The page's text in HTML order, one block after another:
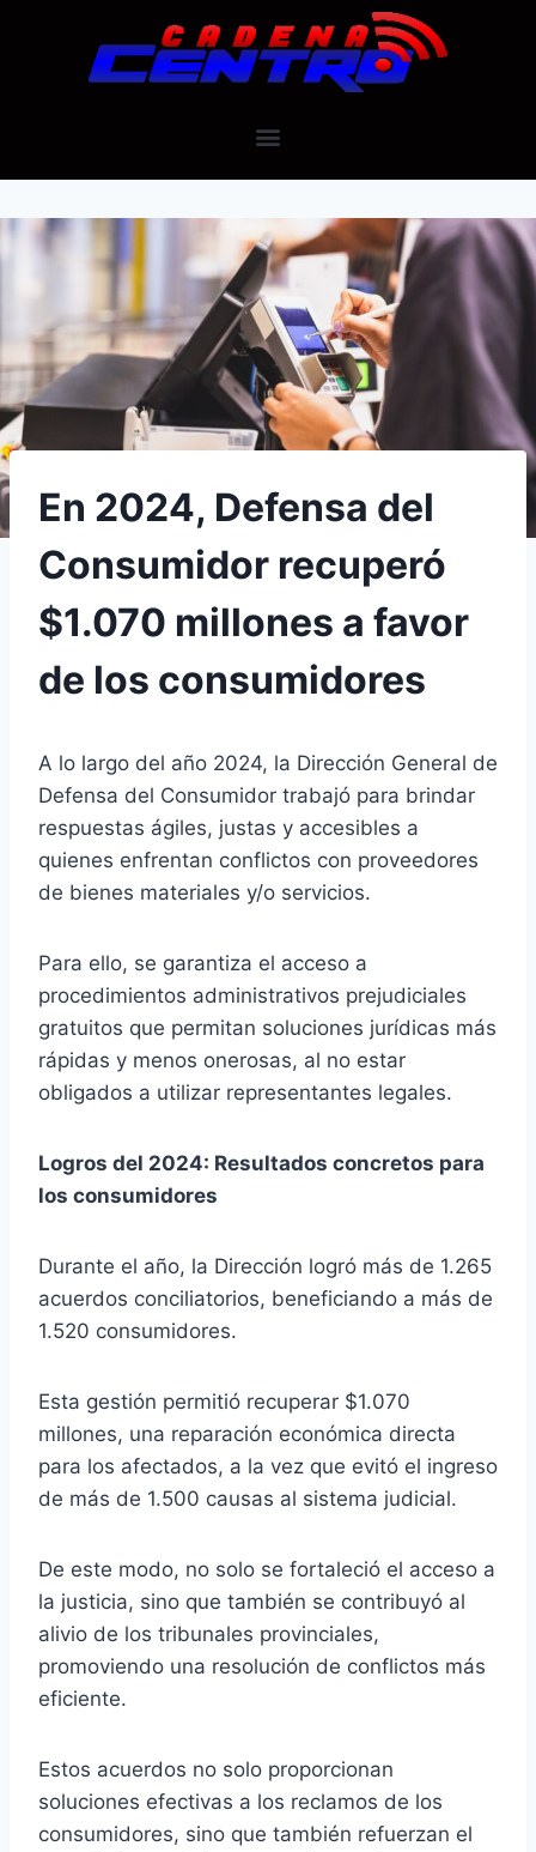
En 2024, Defensa del
Consumidor recuperó
$1.070 millones a favor
de los consumidores
A lo largo del año 2024, la Dirección General de
Defensa del Consumidor trabajó para brindar
respuestas ágiles, justas y accesibles a
quienes enfrentan conflictos con proveedores
de bienes materiales y/o servicios.
Para ello, se garantiza el acceso a
procedimientos administrativos prejudiciales
gratuitos que permitan soluciones jurídicas más
rápidas y menos onerosas, al no estar
obligados a utilizar representantes legales.
Logros del 2024: Resultados concretos para
los consumidores
Durante el año, la Dirección logró más de 1.265
acuerdos conciliatorios, beneficiando a más de
1.520 consumidores.
Esta gestión permitió recuperar $1.070
millones, una reparación económica directa
para los afectados, a la vez que evitó el ingreso
de más de 1.500 causas al sistema judicial.
De este modo, no solo se fortaleció el acceso a
la justicia, sino que también se contribuyó al
alivio de los tribunales provinciales,
promoviendo una resolución de conflictos más
eficiente.
Estos acuerdos no solo proporcionan
soluciones efectivas a los reclamos de los
consumidores, sino que también refuerzan el